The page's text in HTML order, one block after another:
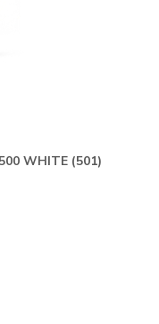
WHITE (501)